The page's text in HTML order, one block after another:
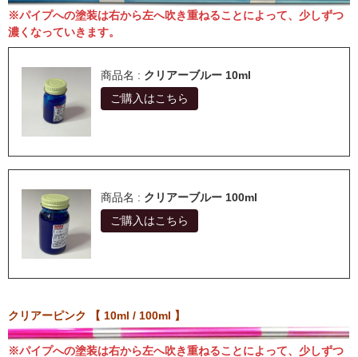
※パイプへの塗装は右から左へ吹き重ねることによって、少しずつ
濃くなっていきます。
商品名 : クリアーブルー 10ml
ご購入はこちら
商品名 : クリアーブルー 100ml
ご購入はこちら
クリアーピンク 【 10ml / 100ml 】
※パイプへの塗装は右から左へ吹き重ねることによって、少しずつ